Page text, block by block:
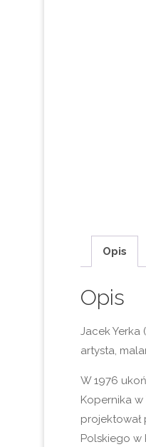
Opis
Opis
Jacek Yerka
artysta,
W 1976
Kopernika
projektował
Polskiego w